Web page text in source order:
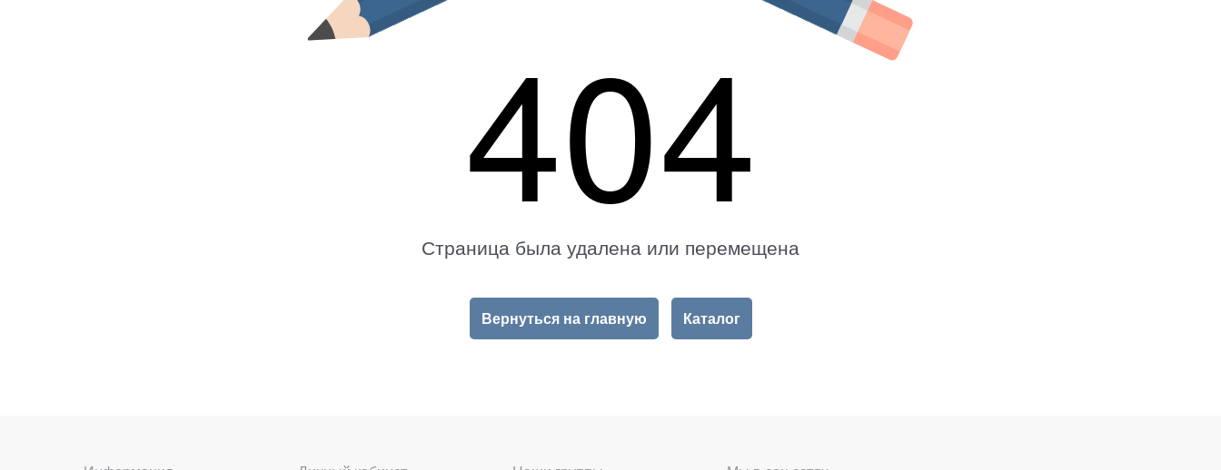
404
Страница была удалена или перемещена
Вернуться на главную Каталог